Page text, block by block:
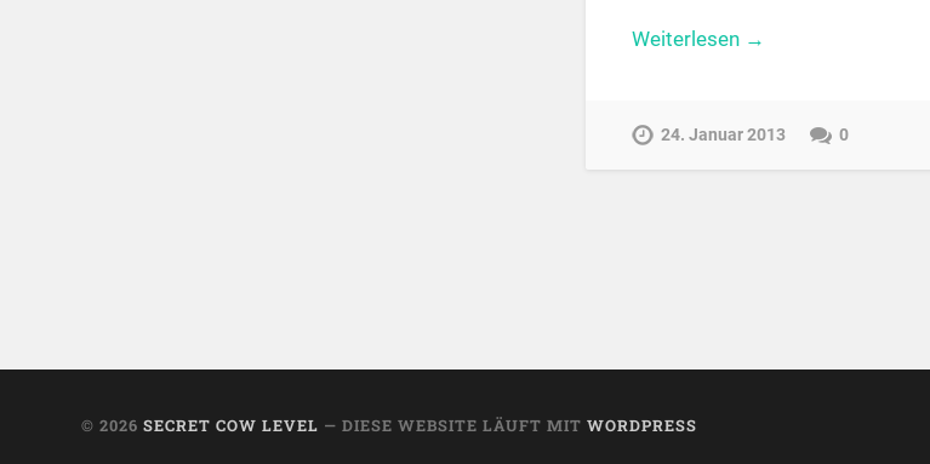
Weiterlesen →
24. Januar 2013 0
© 2026SECRET COW LEVEL — DIESE WEBSITE LÄUFT MITWORDPRESS